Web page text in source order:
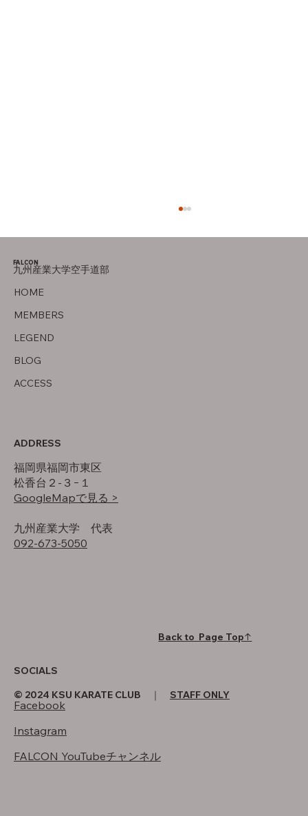
母の存在
HOME
MEMBERS
LEGEND
BLOG
ACCESS
FALCON
九州産業大学空手道部
ADDRESS
福岡県福岡市東区
松香台２-３−１
GoogleMapで見る >
​九州産業大学 代表
092-673-5050
SOCIALS
Facebook
Instagram
FALCON YouTubeチャンネル
Back to Page Top↑
© 2024 KSU KARATE CLUB ｜ STAFF ONLY